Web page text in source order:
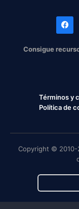
Consigue
Términos y
Política de
Copyright © 2010-